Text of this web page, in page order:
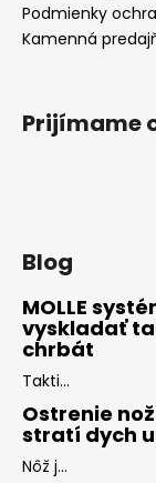
Podmienky
Kamenná
Prijímame
Blog
MOLLE
vyskladať
chrbát
Takti...
Ostrenie
stratí dych
Nôž j...